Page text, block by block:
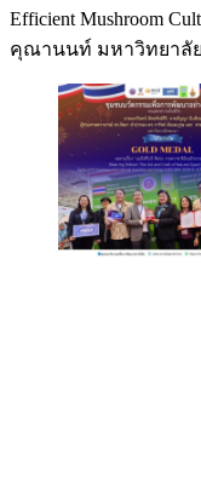
Efficient Mushroom
คุณานนท์ มหาวิทยาลั